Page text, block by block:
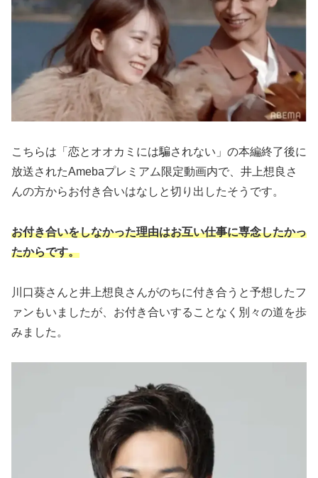
こちらは「恋とオオカミには騙されない」の本編終了後に
放送されたAmebaプレミアム限定動画内で、井上想良さ
んの方からお付き合いはなしと切り出したそうです。
お付き合いをしなかった理由はお互い仕事に専念したかっ
たからです。
川口葵さんと井上想良さんがのちに付き合うと予想したフ
ァンもいましたが、お付き合いすることなく別々の道を歩
みました。